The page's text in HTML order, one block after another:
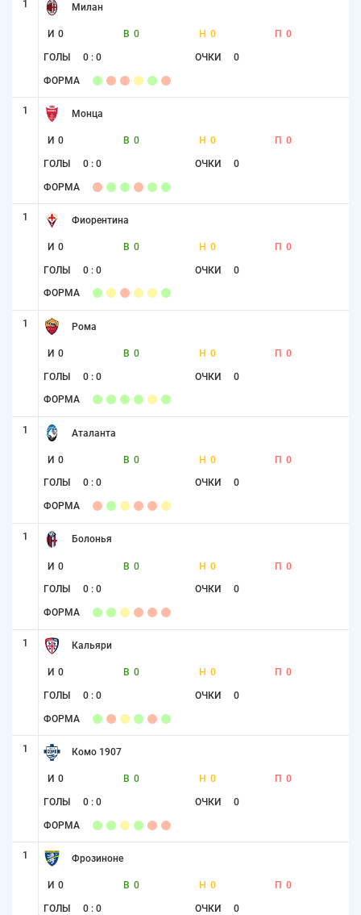
1 Милан
И 0 В 0 Н 0 П 0
ГОЛЫ 0 : 0 ОЧКИ 0
ФОРМА
1 Монца
И 0 В 0 Н 0 П 0
ГОЛЫ 0 : 0 ОЧКИ 0
ФОРМА
1 Фиорентина
И 0 В 0 Н 0 П 0
ГОЛЫ 0 : 0 ОЧКИ 0
ФОРМА
1 Рома
И 0 В 0 Н 0 П 0
ГОЛЫ 0 : 0 ОЧКИ 0
ФОРМА
1 Аталанта
И 0 В 0 Н 0 П 0
ГОЛЫ 0 : 0 ОЧКИ 0
ФОРМА
1 Болонья
И 0 В 0 Н 0 П 0
ГОЛЫ 0 : 0 ОЧКИ 0
ФОРМА
1 Кальяри
И 0 В 0 Н 0 П 0
ГОЛЫ 0 : 0 ОЧКИ 0
ФОРМА
1 Комо 1907
И 0 В 0 Н 0 П 0
ГОЛЫ 0 : 0 ОЧКИ 0
ФОРМА
1 Фрозиноне
И 0 В 0 Н 0 П 0
ГОЛЫ 0 : 0 ОЧКИ 0